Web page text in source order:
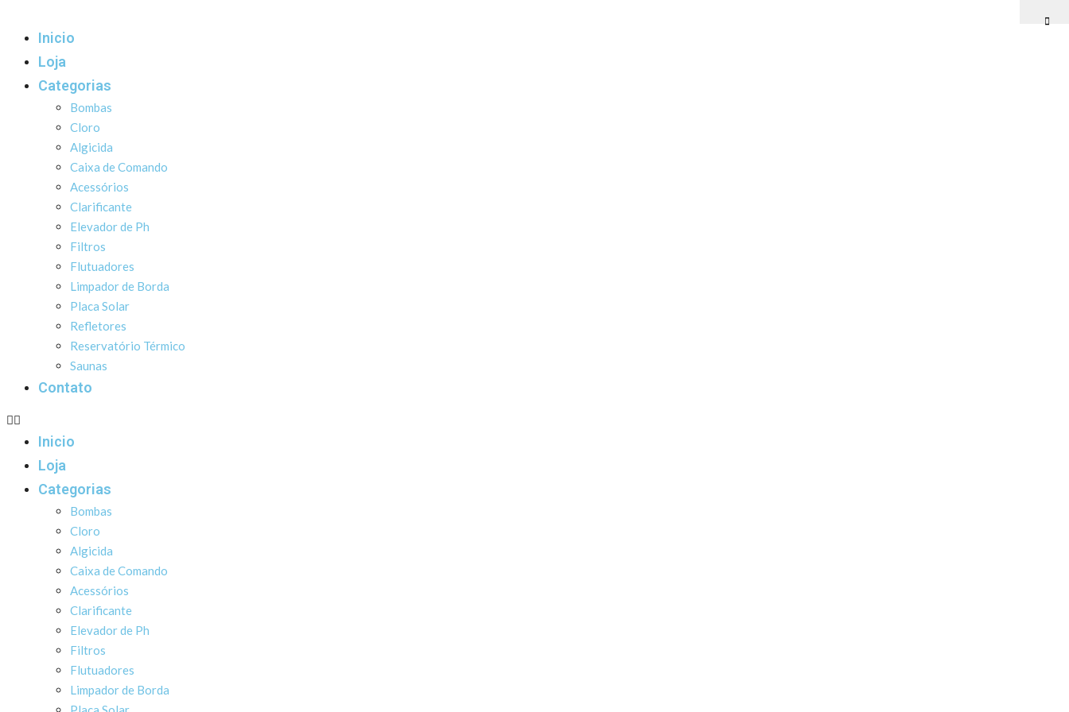
Inicio
Loja
Categorias
Bombas
Cloro
Algicida
Caixa de Comando
Acessórios
Clarificante
Elevador de Ph
Filtros
Flutuadores
Limpador de Borda
Placa Solar
Refletores
Reservatório Térmico
Saunas
Contato
Inicio
Loja
Categorias
Bombas
Cloro
Algicida
Caixa de Comando
Acessórios
Clarificante
Elevador de Ph
Filtros
Flutuadores
Limpador de Borda